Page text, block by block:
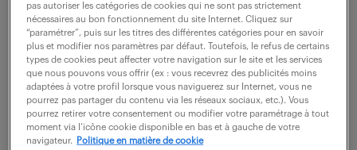
technicien help desk (f/h)
9 mars 2026
Besancon (25) intérim
6 mois
pas autoriser les catégories de cookies qui ne sont pas strictement
nécessaires au bon fonctionnement du site Internet. Cliquez sur
“paramétrer”, puis sur les titres des différentes catégories pour en savoir
plus et modifier nos paramètres par défaut. Toutefois, le refus de certains
types de cookies peut affecter votre navigation sur le site et les services
que nous pouvons vous offrir (ex : vous recevrez des publicités moins
adaptées à votre profil lorsque vous naviguerez sur Internet, vous ne
pourrez pas partager du contenu via les réseaux sociaux, etc.). Vous
pourrez retirer votre consentement ou modifier votre paramétrage à tout
moment via l’icône cookie disponible en bas et à gauche de votre
navigateur.
Politique en matière de cookie